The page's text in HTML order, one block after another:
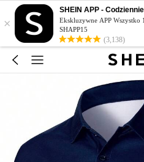
×
SHEIN APP -
Ekskluzywne APP Wszystko
SHAPP15
(3,138)